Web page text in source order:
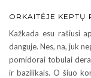
ORKAITĖJE KEPTŲ
Kažkada esu rašiusi
danguje. Nes, na, juk
pomidorai tobulai dera
ir bazilikais. O šiuo